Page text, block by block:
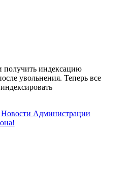
получить индексацию
увольнения. Теперь все
Новости Администрации